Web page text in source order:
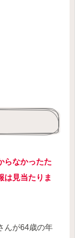
らなかったた
は見当たりま
んが64歳の年